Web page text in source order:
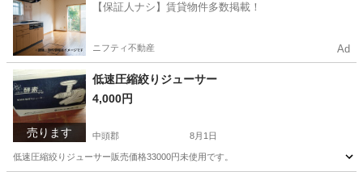
【保証人ナシ】賃貸物件多数掲載！
ニフティ不動産 Ad
売ります
低速圧縮絞りジューサー
4,000円
中頭郡 8月1日
低速圧縮絞りジューサー販売価格33000円未使用です。